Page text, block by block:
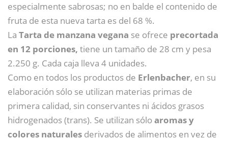
especialmente sabrosas; no en balde el contenido de
fruta de esta nueva tarta es del 68 %.
La Tarta de manzana vegana se ofrece precortada
en 12 porciones, tiene un tamaño de 28 cm y pesa
2.250 g. Cada caja lleva 4 unidades.
Como en todos los productos de Erlenbacher, en su
elaboración sólo se utilizan materias primas de
primera calidad, sin conservantes ni ácidos grasos
hidrogenados (trans). Se utilizan sóloaromas y
colores naturales derivados de alimentos en vez de